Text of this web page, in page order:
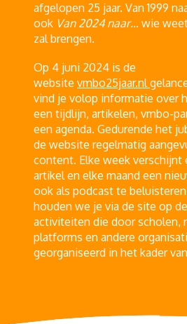
afgelopen 25 jaar. Van 1999
ook Van 2024 naar… wie
zal brengen.
Op 4 juni 2024 is de
website vmbo25jaar.nl
vind je volop informatie over
een tijdlijn, artikelen, vmbo-
een agenda. Gedurende het
de website regelmatig
content. Elke week verschijnt
artikel en elke maand een
ook als podcast te
houden we je via de site op
activiteiten die door scholen,
platforms en andere
georganiseerd in het kader